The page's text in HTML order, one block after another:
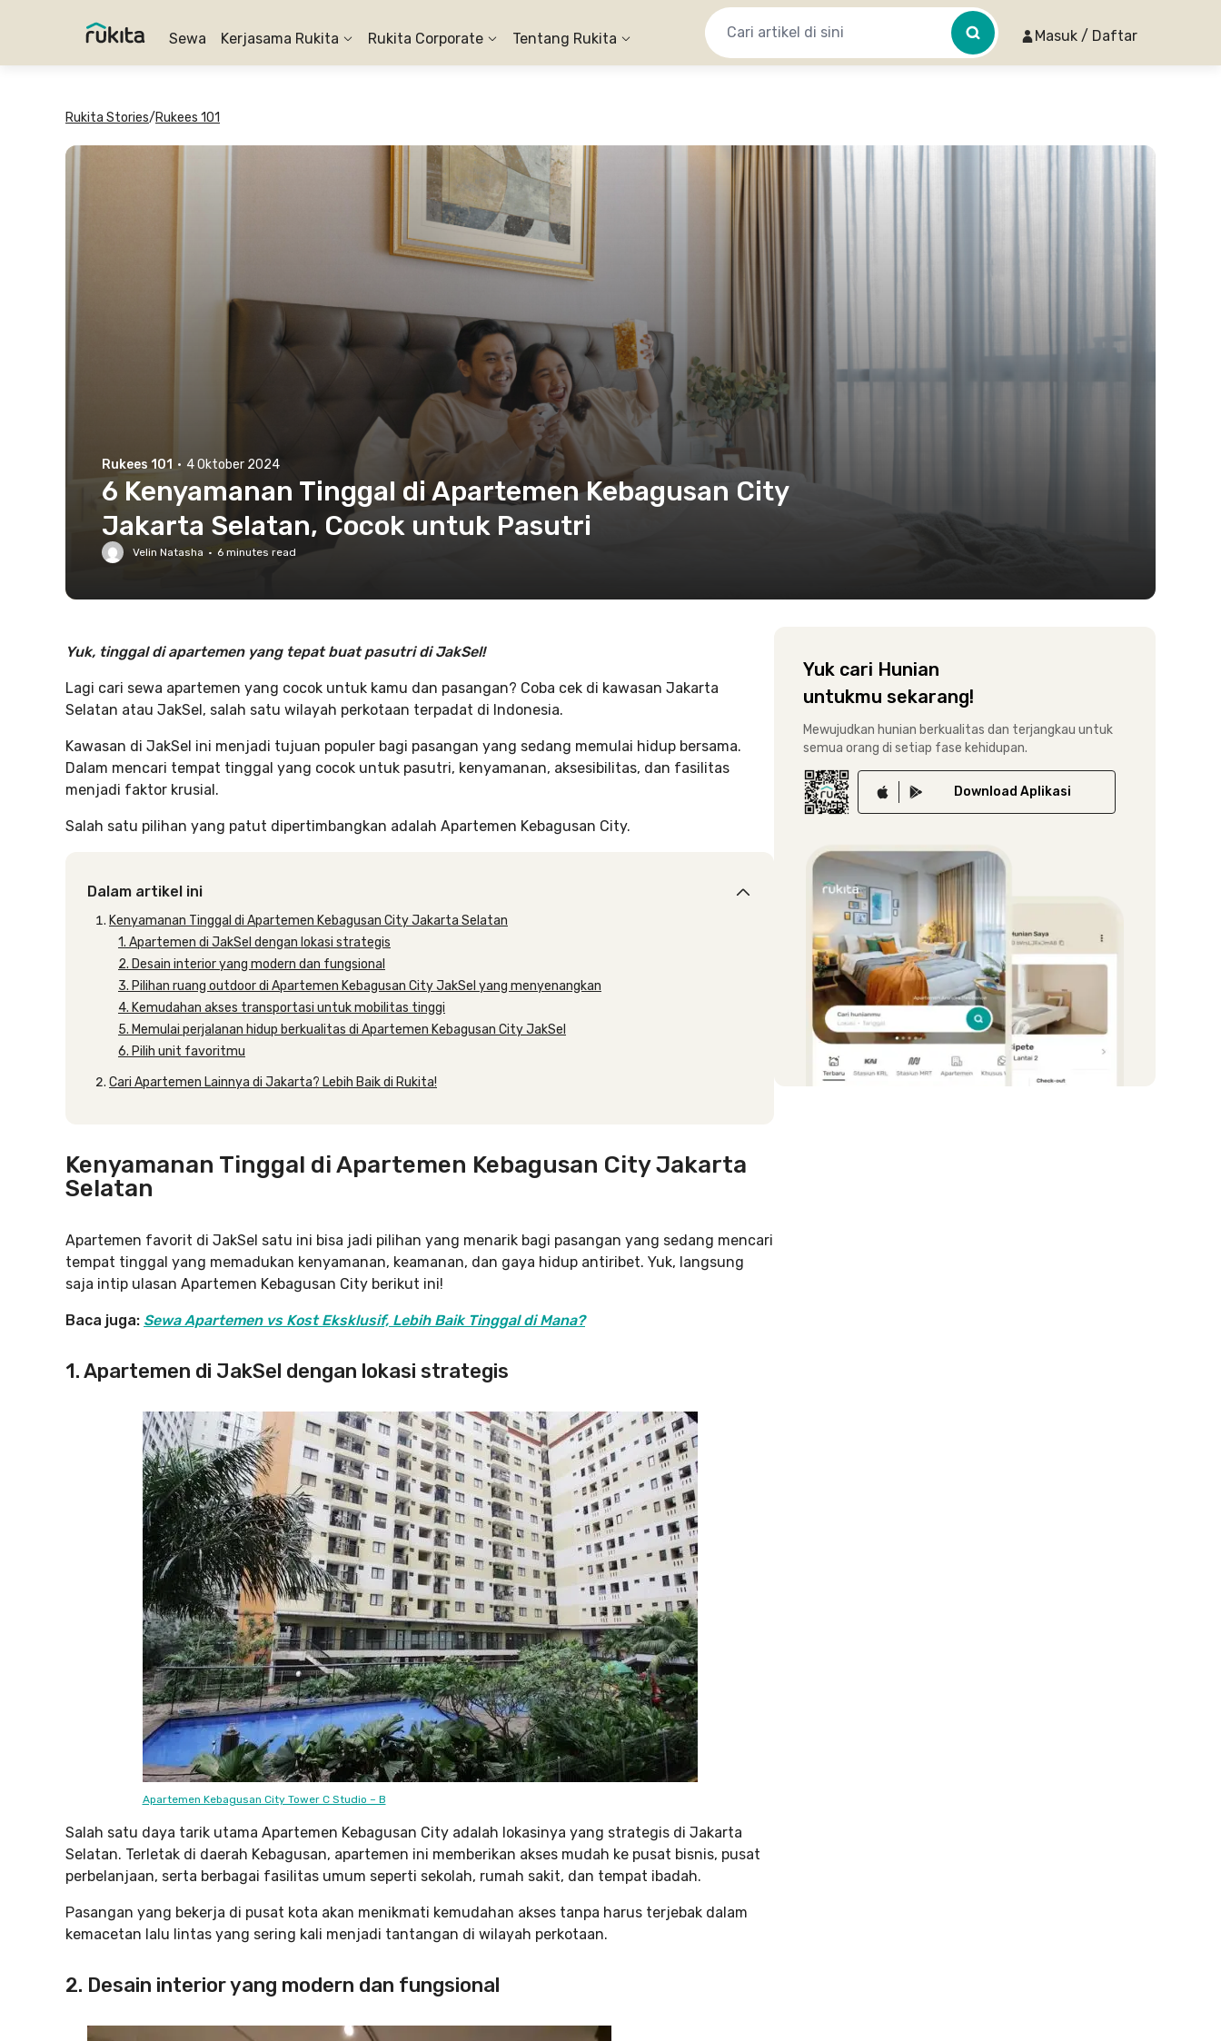
Sewa Kerjasama Rukita Rukita Corporate Tentang Rukita Masuk / Daftar
Rukita Stories/Rukees 101
Rukees 101 · 4 Oktober 2024
6 Kenyamanan Tinggal di Apartemen Kebagusan City
Jakarta Selatan, Cocok untuk Pasutri
Velin Natasha · 6 minutes read
Yuk, tinggal di apartemen yang tepat buat pasutri di JakSel!
Lagi cari sewa apartemen yang cocok untuk kamu dan pasangan? Coba cek di kawasan Jakarta
Selatan atau JakSel, salah satu wilayah perkotaan terpadat di Indonesia.
Kawasan di JakSel ini menjadi tujuan populer bagi pasangan yang sedang memulai hidup bersama.
Dalam mencari tempat tinggal yang cocok untuk pasutri, kenyamanan, aksesibilitas, dan fasilitas
menjadi faktor krusial.
Salah satu pilihan yang patut dipertimbangkan adalah Apartemen Kebagusan City.
Dalam artikel ini
Kenyamanan Tinggal di Apartemen Kebagusan City Jakarta Selatan
1. Apartemen di JakSel dengan lokasi strategis
2. Desain interior yang modern dan fungsional
3. Pilihan ruang outdoor di Apartemen Kebagusan City JakSel yang menyenangkan
4. Kemudahan akses transportasi untuk mobilitas tinggi
5. Memulai perjalanan hidup berkualitas di Apartemen Kebagusan City JakSel
6. Pilih unit favoritmu
Cari Apartemen Lainnya di Jakarta? Lebih Baik di Rukita!
Kenyamanan Tinggal di Apartemen Kebagusan City Jakarta
Selatan
Apartemen favorit di JakSel satu ini bisa jadi pilihan yang menarik bagi pasangan yang sedang mencari
tempat tinggal yang memadukan kenyamanan, keamanan, dan gaya hidup antiribet. Yuk, langsung
saja intip ulasan Apartemen Kebagusan City berikut ini!
Baca juga: Sewa Apartemen vs Kost Eksklusif, Lebih Baik Tinggal di Mana?
1. Apartemen di JakSel dengan lokasi strategis
Apartemen Kebagusan City Tower C Studio – B
Salah satu daya tarik utama Apartemen Kebagusan City adalah lokasinya yang strategis di Jakarta
Selatan. Terletak di daerah Kebagusan, apartemen ini memberikan akses mudah ke pusat bisnis, pusat
perbelanjaan, serta berbagai fasilitas umum seperti sekolah, rumah sakit, dan tempat ibadah.
Pasangan yang bekerja di pusat kota akan menikmati kemudahan akses tanpa harus terjebak dalam
kemacetan lalu lintas yang sering kali menjadi tantangan di wilayah perkotaan.
2. Desain interior yang modern dan fungsional
Yuk cari Hunian
untukmu sekarang!
Mewujudkan hunian berkualitas dan terjangkau untuk
semua orang di setiap fase kehidupan.
Download Aplikasi